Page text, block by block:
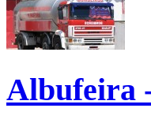
Albufeira